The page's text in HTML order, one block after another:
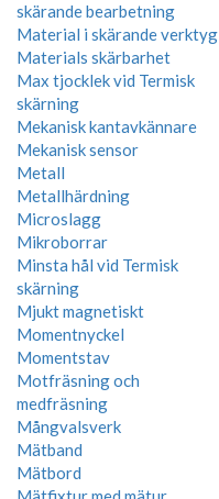
skärande bearbetning
Material i skärande verktyg
Materials skärbarhet
Max tjocklek vid Termisk
skärning
Mekanisk kantavkännare
Mekanisk sensor
Metall
Metallhärdning
Microslagg
Mikroborrar
Minsta hål vid Termisk
skärning
Mjukt magnetiskt
Momentnyckel
Momentstav
Motfräsning och
medfräsning
Mångvalsverk
Mätband
Mätbord